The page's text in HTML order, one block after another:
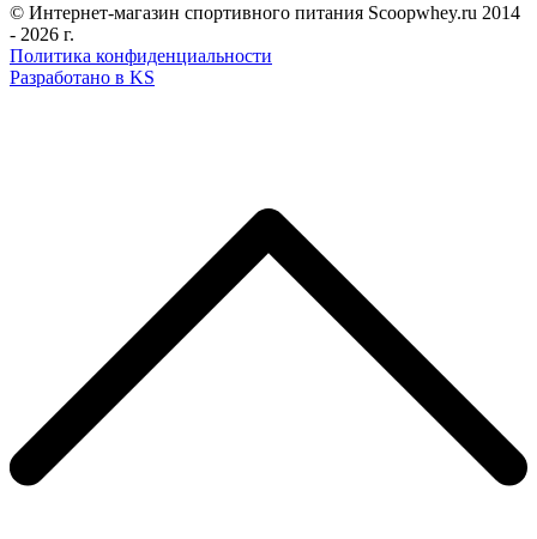
© Интернет-магазин спортивного питания Scoopwhey.ru 2014
- 2026 г.
Политика конфиденциальности
Разработано в KS